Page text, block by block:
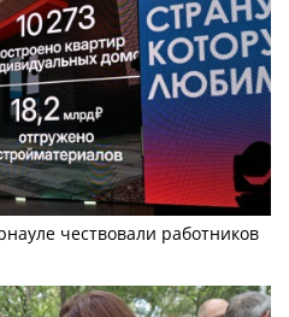
чествовали работников